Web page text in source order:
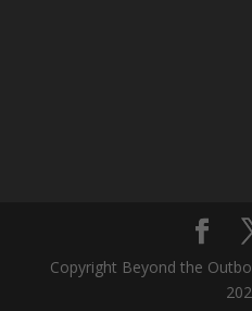
Copyright Beyond the